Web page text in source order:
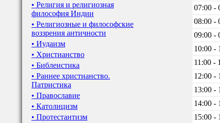
• Религия и религиозная
философия Индии
• Религиозные и философские
воззрения античности
• Иудаизм
• Христианство
• Библеистика
• Раннее христианство.
Патристика
• Православие
• Католицизм
• Протестантизм
07:00 -
08:00 -
09:00 -
10:00 -
11:00 -
12:00 -
13:00 -
14:00 -
15:00 -